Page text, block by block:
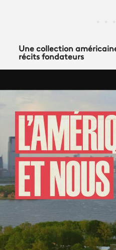
Une collection
récits fondateurs